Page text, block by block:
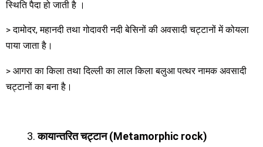
स्थिति पैदा हो जाती है ।
> दामोदर, महानदी तथा गोदावरी नदी बेसिनों की अवसादी चट्टानों में कोयला
पाया जाता है।
> आगरा का किला तथा दिल्ली का लाल किला बलुआ पत्थर नामक अवसादी
चट्टानों का बना है।
कायान्तरितचट्टान(Metamorphic rock)